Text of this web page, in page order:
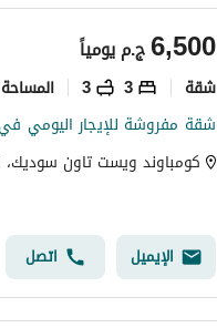
ج.م6,500 يومياً
شقة 3
3 المساحة
كومباوند ويست تاون سوديك،
الإيميل اتصل